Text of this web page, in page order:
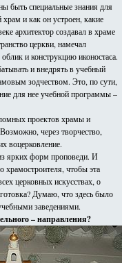
быть специальные знания для
и как он устроен, какие
архитектор создавал в храме
церкви, намечал
и конструкцию иконостаса.
и внедрять в учебный
зодчеством. Это, по сути,
для нее учебной программы –
проектов храмы и
через творчество,
воцерковление.
ярких форм проповеди. И
храмостроителя, чтобы эта
церковных искусствах, о
Думаю, что здесь было
заведениями.
– направления?